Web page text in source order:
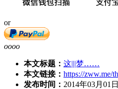
or
oooo
本文标题： 这|||梦……
本文链接： https://zww.me/
发布时间： 2014年03月01